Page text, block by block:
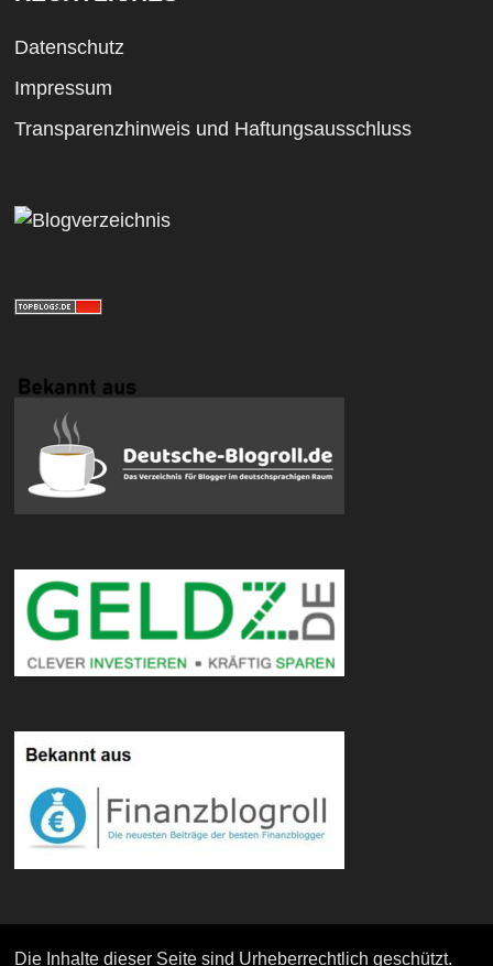
Datenschutz
Impressum
Transparenzhinweis und Haftungsausschluss
Die Inhalte dieser Seite sind Urheberrechtlich geschützt.